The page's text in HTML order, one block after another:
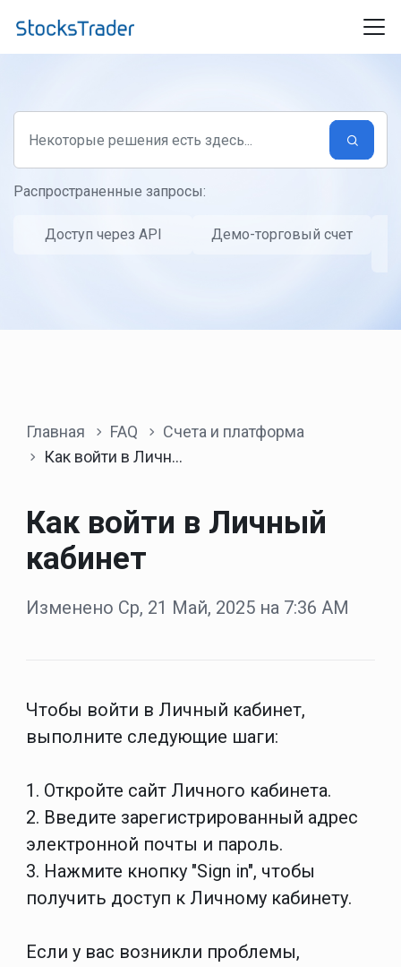
Распространенные запросы:
Доступ через API
Демо-торговый счет
Главная FAQ
Счета и платформа
Как войти в Личный кабинет
Как войти в Личный
кабинет
Изменено Ср, 21 Май, 2025 на 7:36 AM
Чтобы войти в Личный кабинет,
выполните следующие шаги:
1. Откройте сайт Личного кабинета.
2. Введите зарегистрированный адрес
электронной почты и пароль.
3. Нажмите кнопку "Sign in", чтобы
получить доступ к Личному кабинету.
Если у вас возникли проблемы,